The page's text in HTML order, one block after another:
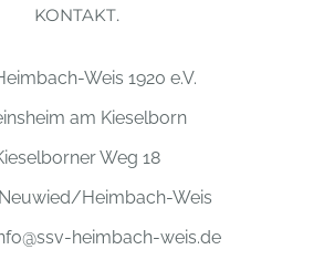
KONTAKT.
Weis 1920 e.V.
am Kieselborn
Weg 18
Heimbach-Weis
heimbach-weis.de